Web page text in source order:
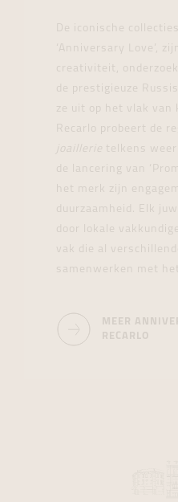
De iconische
‘Anniversary Love’,
creativiteit,
de prestigieuze
ze uit op het vlak van
Recarlo probeert de
joaillerie
telkens
de lancering van
het merk zijn
duurzaamheid. Elk
door lokale
vak die al
samenwerken met
MEER
RECARLO